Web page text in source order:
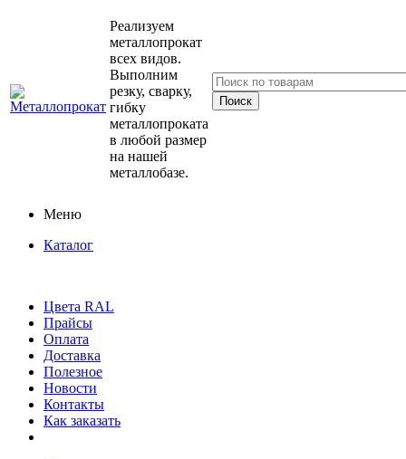
Реализуем
металлопрокат
всех видов.
Выполним
резку, сварку,
гибку
металлопроката
в любой размер
на нашей
металлобазе.
Меню
Каталог
Цвета RAL
Прайсы
Оплата
Доставка
Полезное
Новости
Контакты
Как заказать